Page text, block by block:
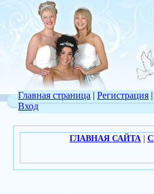
Главная страница | Регистрация |
Вход
ГЛАВНАЯ САЙТА